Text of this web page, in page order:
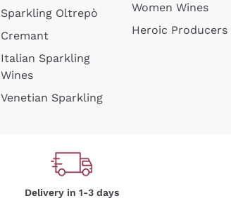
Sparkling Oltrepò
Cremant
Italian Sparkling
Wines
Venetian Sparkling
Women Wines
Heroic Producers
Delivery in 1-3 days